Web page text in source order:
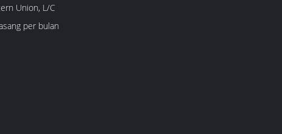
Union, L/C
per bulan